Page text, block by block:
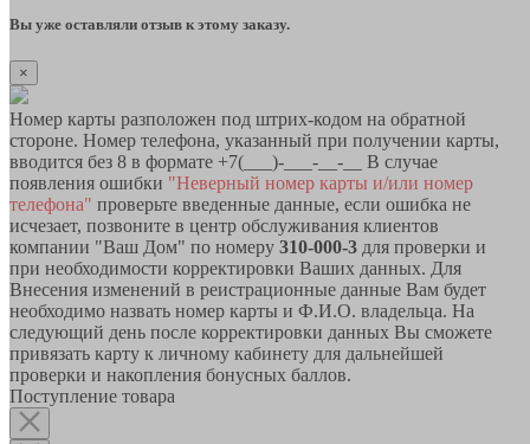
Вы уже оставляли отзыв к этому заказу.
×
Номер карты разположен под штрих-кодом на обратной
стороне. Номер телефона, указанный при получении карты,
вводится без 8 в формате +7(___)-___-__-__ В случае
появления ошибки "Неверный номер карты и/или номер
телефона" проверьте введенные данные, если ошибка не
исчезает, позвоните в центр обслуживания клиентов
компании "Ваш Дом" по номеру 310-000-3 для проверки и
при необходимости корректировки Ваших данных. Для
Внесения изменений в реистрационные данные Вам будет
необходимо назвать номер карты и Ф.И.О. владельца. На
следующий день после корректировки данных Вы сможете
привязать карту к личному кабинету для дальнейшей
проверки и накопления бонусных баллов.
Поступление товара